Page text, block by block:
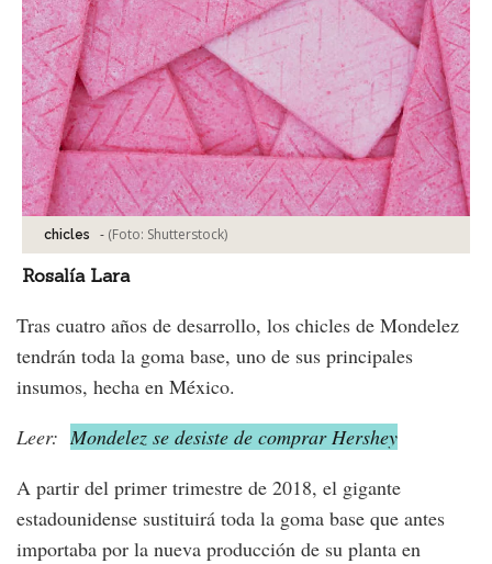
chicles - (Foto: Shutterstock)
Rosalía Lara
Tras cuatro años de desarrollo, los chicles de Mondelez
tendrán toda la goma base, uno de sus principales
insumos, hecha en México.
Leer: Mondelez se desiste de comprar Hershey
A partir del primer trimestre de 2018, el gigante
estadounidense sustituirá toda la goma base que antes
importaba por la nueva producción de su planta en